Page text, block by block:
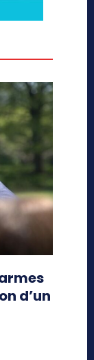
d’un